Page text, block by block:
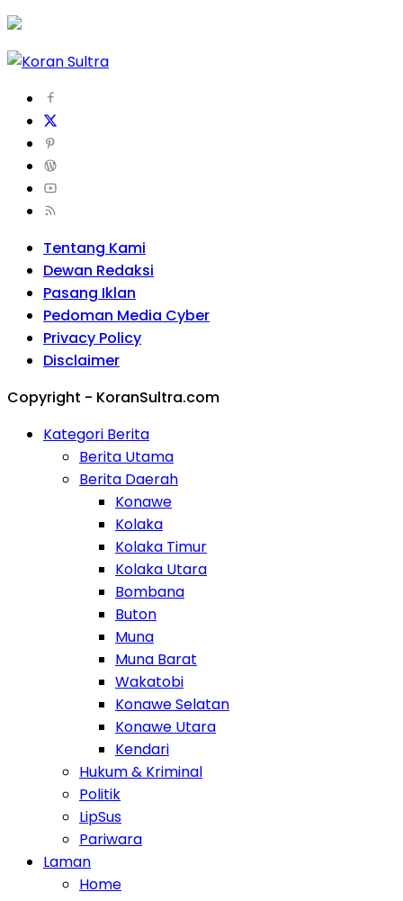
Tentang Kami
Dewan Redaksi
Pasang Iklan
Pedoman Media Cyber
Privacy Policy
Disclaimer
Copyright - KoranSultra.com
Kategori Berita
Berita Utama
Berita Daerah
Konawe
Kolaka
Kolaka Timur
Kolaka Utara
Bombana
Buton
Muna
Muna Barat
Wakatobi
Konawe Selatan
Konawe Utara
Kendari
Hukum & Kriminal
Politik
LipSus
Pariwara
Laman
Home